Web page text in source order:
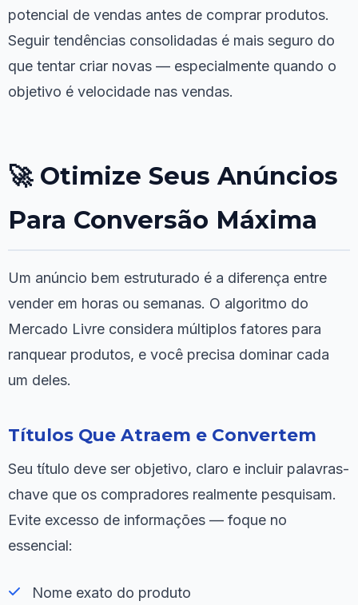
potencial de vendas antes de comprar produtos.
Seguir tendências consolidadas é mais seguro do
que tentar criar novas — especialmente quando o
objetivo é velocidade nas vendas.
🚀 Otimize Seus Anúncios
Para Conversão Máxima
Um anúncio bem estruturado é a diferença entre
vender em horas ou semanas. O algoritmo do
Mercado Livre considera múltiplos fatores para
ranquear produtos, e você precisa dominar cada
um deles.
Títulos Que Atraem e Convertem
Seu título deve ser objetivo, claro e incluir palavras-
chave que os compradores realmente pesquisam.
Evite excesso de informações — foque no
essencial:
Nome exato do produto